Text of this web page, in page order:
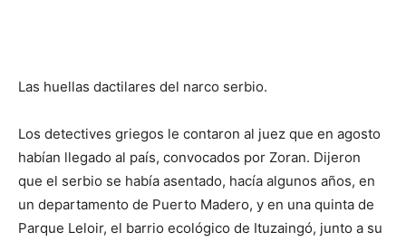
Las huellas dactilares del narco serbio.
Los detectives griegos le contaron al juez que en agosto
habían llegado al país, convocados por Zoran. Dijeron
que el serbio se había asentado, hacía algunos años, en
un departamento de Puerto Madero, y en una quinta de
Parque Leloir, el barrio ecológico de Ituzaingó, junto a su